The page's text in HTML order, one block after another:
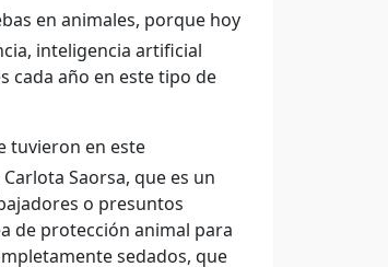
en animales, porque hoy
inteligencia artificial
cada año en este tipo de
tuvieron en este
Saorsa, que es un
o presuntos
de protección animal para
sedados, que